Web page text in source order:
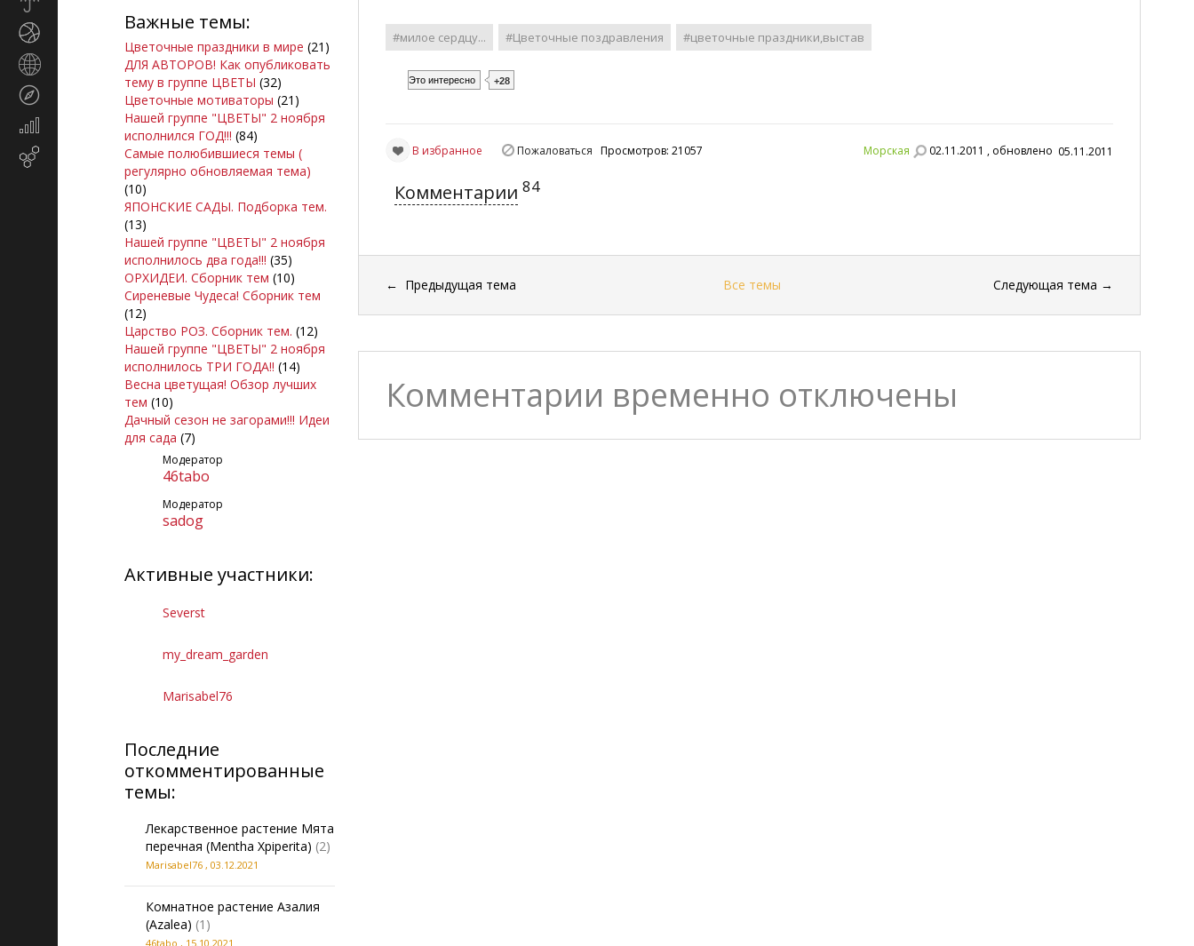
Экономика
маркетинг
Важные темы:
Цветочные праздники в мире (21)
ДЛЯ АВТОРОВ! Как опубликовать
тему в группе ЦВЕТЫ (32)
Цветочные мотиваторы (21)
Нашей группе "ЦВЕТЫ" 2 ноября
исполнился ГОД!!! (84)
Самые полюбившиеся темы (
регулярно обновляемая тема)
(10)
ЯПОНСКИЕ САДЫ. Подборка тем.
(13)
Нашей группе "ЦВЕТЫ" 2 ноября
исполнилось два года!!! (35)
ОРХИДЕИ. Сборник тем (10)
Сиреневые Чудеса! Сборник тем
(12)
Царство РОЗ. Сборник тем. (12)
Нашей группе "ЦВЕТЫ" 2 ноября
исполнилось ТРИ ГОДА!! (14)
Весна цветущая! Обзор лучших
тем (10)
Дачный сезон не загорами!!! Идеи
для сада (7)
Модератор
46tabo
Модератор
sadog
Активные участники:
Severst
my_dream_garden
Marisabel76
Последние
откомментированные
темы:
Лекарственное растение Мята
перечная (Mentha Xpiperita) (2)
Marisabel76 , 03.12.2021
Комнатное растение Азалия
(Azalea) (1)
46tabo , 15.10.2021
#милое сердцу... #Цветочные поздравления #цветочные праздники,выстав
Это интересно +28
Морская 02.11.2011 , обновлено 05.11.2011
В избранное Пожаловаться Просмотров: 21057
Комментарии 84
← Предыдущая тема Все темы Следующая тема →
Комментарии временно отключены